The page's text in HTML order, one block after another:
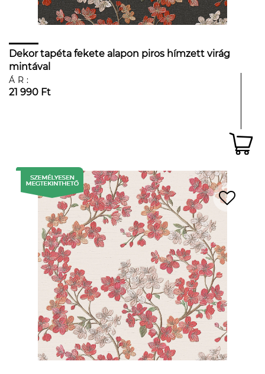
Dekor tapéta fekete alapon piros hímzett virág
mintával
ÁR:
21 990 Ft